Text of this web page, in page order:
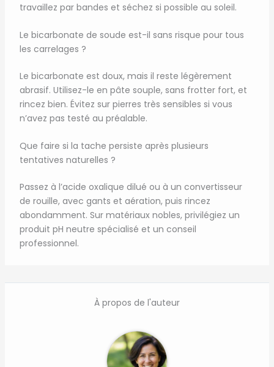
travaillez par bandes et séchez si possible au soleil.
Le bicarbonate de soude est-il sans risque pour tous
les carrelages ?
Le bicarbonate est doux, mais il reste légèrement
abrasif. Utilisez-le en pâte souple, sans frotter fort, et
rincez bien. Évitez sur pierres très sensibles si vous
n’avez pas testé au préalable.
Que faire si la tache persiste après plusieurs
tentatives naturelles ?
Passez à l’acide oxalique dilué ou à un convertisseur
de rouille, avec gants et aération, puis rincez
abondamment. Sur matériaux nobles, privilégiez un
produit pH neutre spécialisé et un conseil
professionnel.
À propos de l'auteur